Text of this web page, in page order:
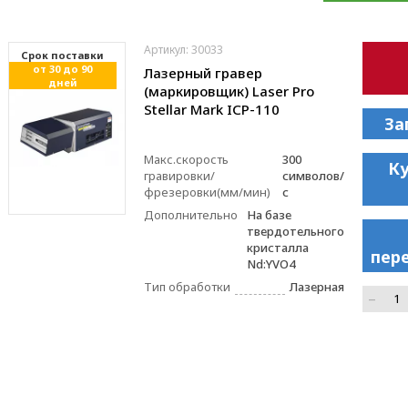
Cрок поставки
от 30 до 90
дней
Артикул: 30033
Лазерный гравер
(маркировщик) Laser Pro
Stellar Mark ICP-110
Макс.скорость
гравировки/
фрезеровки(мм/мин)
300
символов/
с
Дополнительно
На базе
твердотельного
кристалла
Nd:YVO4
Тип обработки
Лазерная
–